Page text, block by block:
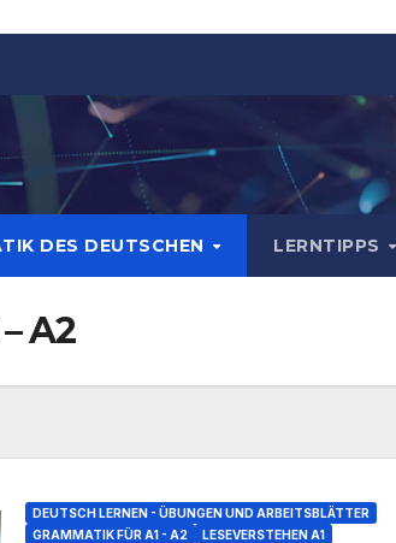
DES DEUTSCHEN LERNTIPPS
A2
DEUTSCH LERNEN - ÜBUNGEN UND ARBEITSBLÄTTER
GRAMMATIK FÜR A1 - A2
LESEVERSTEHEN A1